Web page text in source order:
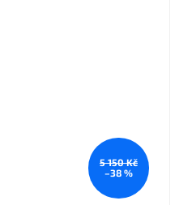
5 150 Kč
–38 %